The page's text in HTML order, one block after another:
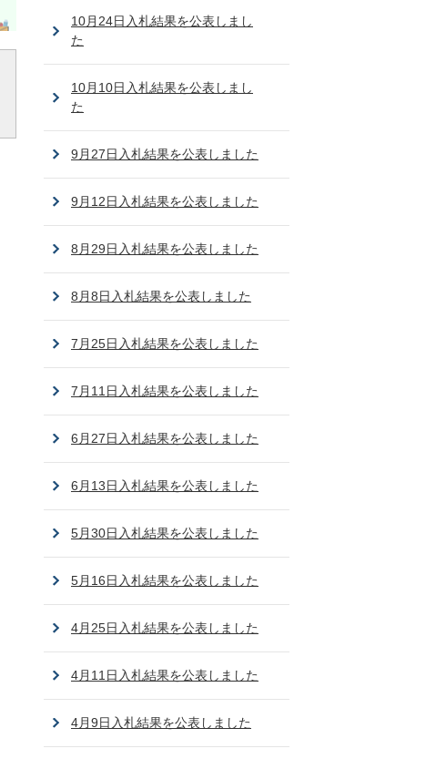
10月24日入札結果を公表しまし
た
10月10日入札結果を公表しまし
た
9月27日入札結果を公表しました
9月12日入札結果を公表しました
8月29日入札結果を公表しました
8月8日入札結果を公表しました
7月25日入札結果を公表しました
7月11日入札結果を公表しました
6月27日入札結果を公表しました
6月13日入札結果を公表しました
5月30日入札結果を公表しました
5月16日入札結果を公表しました
4月25日入札結果を公表しました
4月11日入札結果を公表しました
4月9日入札結果を公表しました